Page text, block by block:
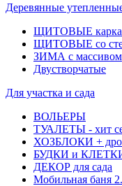
Деревянные
ЩИТОВЫЕ
ЩИТОВЫЕ со
ЗИМА с массивом
Двустворчатые
Для участка и сада
ВОЛЬЕРЫ
ТУАЛЕТЫ - хит
ХОЗБЛОКИ +
БУДКИ и
ДЕКОР для сада
Мобильная баня